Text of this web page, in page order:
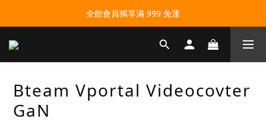
全館會員獨享滿 999 免運
Bteam Vportal Videocovter
GaN